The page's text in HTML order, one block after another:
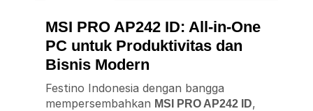
MSI PRO AP242 ID: All-in-One
PC untuk Produktivitas dan
Bisnis Modern
Festino Indonesia dengan bangga
mempersembahkan MSI PRO AP242 ID,